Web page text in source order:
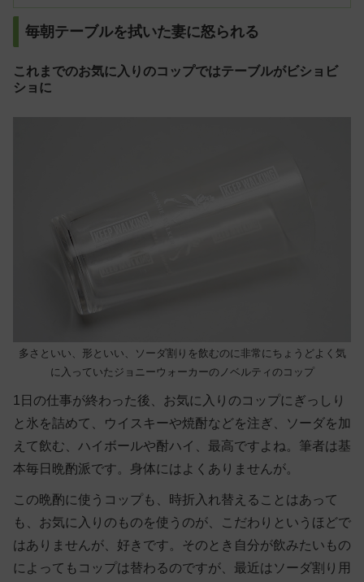
毎朝テーブルを拭いた妻に怒られる
これまでのお気に入りのコップではテーブルがビショビ
ショに
多さといい、形といい、ソーダ割りを飲むのに非常にちょうどよく気
に入っていたジョニーウォーカーのノベルティのコップ
1日の仕事が終わった後、お気に入りのコップにぎっしり
と氷を詰めて、ウイスキーや焼酎などを注ぎ、ソーダを加
えて飲む、ハイボールや酎ハイ、最高ですよね。筆者は基
本毎日晩酌派です。身体にはよくありませんが。
この晩酌に使うコップも、時折入れ替えることはあって
も、お気に入りのものを使うのが、こだわりというほどで
はありませんが、好きです。そのとき自分が飲みたいもの
によってもコップは替わるのですが、最近はソーダ割り用